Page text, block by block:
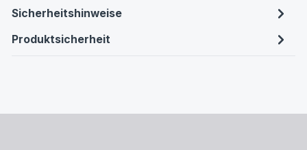
Sicherheitshinweise
Produktsicherheit